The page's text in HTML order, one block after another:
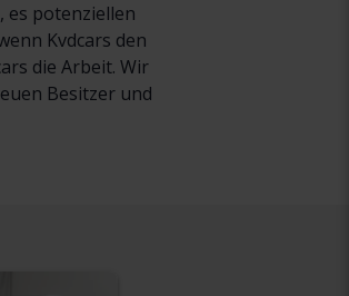
es potenziellen
Kvdcars den
die Arbeit. Wir
Besitzer und